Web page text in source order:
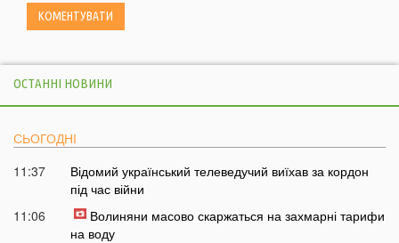
ОСТАННІ НОВИНИ
СЬОГОДНІ
11:37
Відомий український телеведучий виїхав за кордон
під час війни
11:06
Волиняни масово скаржаться на захмарні тарифи
на воду